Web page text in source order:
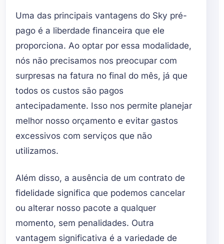
Uma das principais vantagens do Sky pré-
pago é a liberdade financeira que ele
proporciona. Ao optar por essa modalidade,
nós não precisamos nos preocupar com
surpresas na fatura no final do mês, já que
todos os custos são pagos
antecipadamente. Isso nos permite planejar
melhor nosso orçamento e evitar gastos
excessivos com serviços que não
utilizamos.
Além disso, a ausência de um contrato de
fidelidade significa que podemos cancelar
ou alterar nosso pacote a qualquer
momento, sem penalidades. Outra
vantagem significativa é a variedade de